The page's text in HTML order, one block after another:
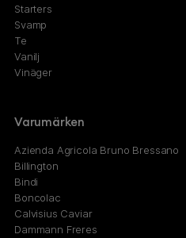
Starters
Svamp
Te
Vanilj
Vinäger
Varumärken
Azienda Agricola Bruno Bressano
Billington
Bindi
Boncolac
Calvisius Caviar
Dammann Freres